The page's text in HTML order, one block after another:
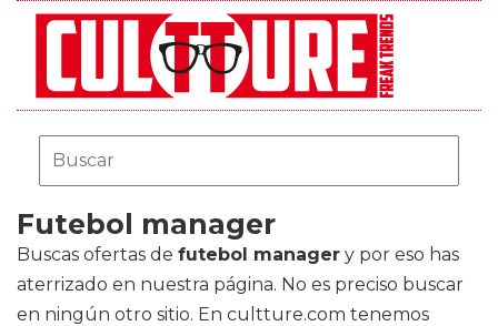
Futebol manager
Buscas ofertas de futebol manager y por eso has
aterrizado en nuestra página. No es preciso buscar
en ningún otro sitio. En cultture.com tenemos